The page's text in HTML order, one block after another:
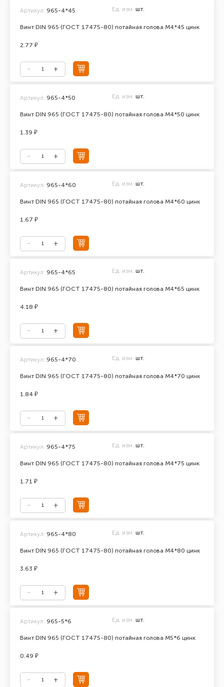
Винт DIN 965 (ГОСТ 17475-80) потайная голова М4*45 цинк
Артикул: 965-4*45 Ед. изм. шт.
2.77 ₽
Винт DIN 965 (ГОСТ 17475-80) потайная голова М4*50 цинк
Артикул: 965-4*50 Ед. изм. шт.
1.39 ₽
Винт DIN 965 (ГОСТ 17475-80) потайная голова М4*60 цинк
Артикул: 965-4*60 Ед. изм. шт.
1.67 ₽
Винт DIN 965 (ГОСТ 17475-80) потайная голова М4*65 цинк
Артикул: 965-4*65 Ед. изм. шт.
4.18 ₽
Винт DIN 965 (ГОСТ 17475-80) потайная голова М4*70 цинк
Артикул: 965-4*70 Ед. изм. шт.
1.84 ₽
Винт DIN 965 (ГОСТ 17475-80) потайная голова М4*75 цинк
Артикул: 965-4*75 Ед. изм. шт.
1.71 ₽
Винт DIN 965 (ГОСТ 17475-80) потайная голова М4*80 цинк
Артикул: 965-4*80 Ед. изм. шт.
3.63 ₽
Винт DIN 965 (ГОСТ 17475-80) потайная голова М5*6 цинк
Артикул: 965-5*6 Ед. изм. шт.
0.49 ₽